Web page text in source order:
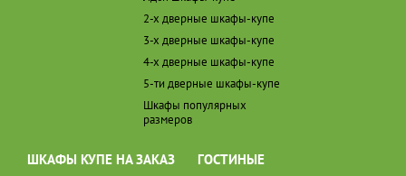
2-х дверные шкафы-купе
3-х дверные шкафы-купе
4-х дверные шкафы-купе
5-ти дверные шкафы-купе
Шкафы популярных
размеров
ШКАФЫ КУПЕ НА ЗАКАЗ ГОСТИНЫЕ